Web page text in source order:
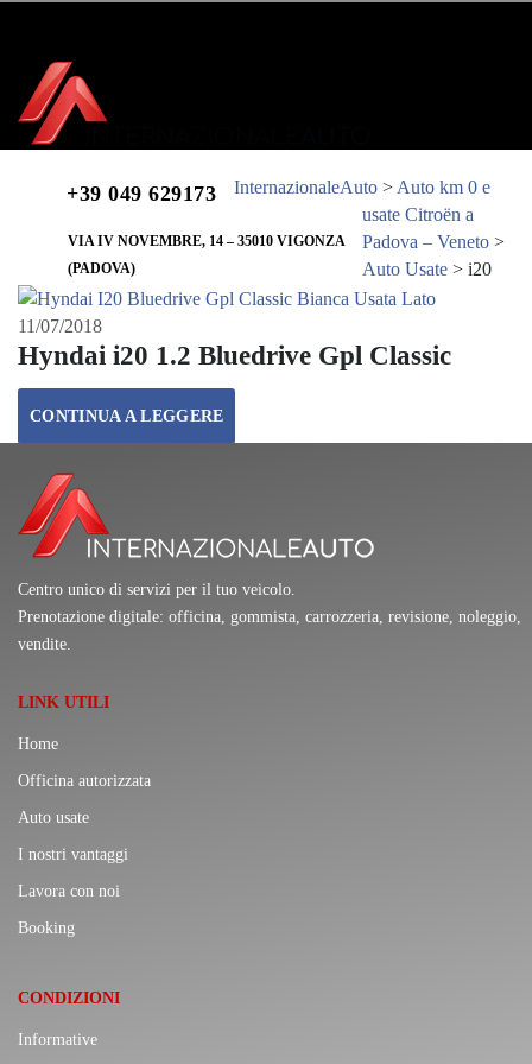
+39 049 629173
VIA IV NOVEMBRE, 14 – 35010 VIGONZA
(PADOVA)
InternazionaleAuto > Auto km 0 e
usate Citroën a
Padova – Veneto >
Auto Usate > i20
11/07/2018
Hyndai i20 1.2 Bluedrive Gpl Classic
CONTINUA A LEGGERE
Centro unico di servizi per il tuo veicolo.
Prenotazione digitale: officina, gommista, carrozzeria, revisione, noleggio,
vendite.
LINK UTILI
Home
Officina autorizzata
Auto usate
I nostri vantaggi
Lavora con noi
Booking
CONDIZIONI
Informative